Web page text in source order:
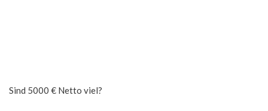
Sind 5000 € Netto viel?